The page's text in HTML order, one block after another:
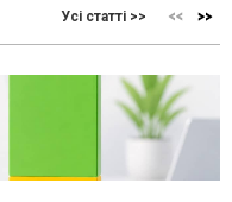
Усі статті >>